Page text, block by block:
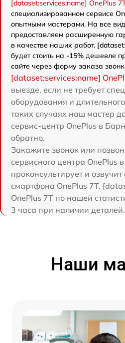
[dataset:services:name] OnePlus
специализированном сервисе
опытными мастерами. На все
предоставляем расширенную
в качестве наших работ.
будет стоить на -15% дешевле
сайте через форму заказа
[dataset:services:name]
выезде, если не требует
оборудования и
таких случаях наш мастер
сервис-центр OnePlus в
обратно.
Закажите звонок или
сервисного центра OnePlus
проконсультирует и
смартфона OnePlus 7T.
OnePlus 7T по нашей
3 часа при наличии деталей.
Наши